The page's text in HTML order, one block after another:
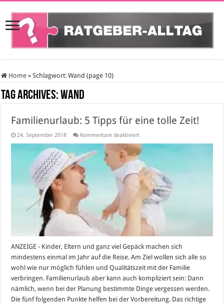
Home » Schlagwort:Wand (page 10)
Tag Archives:Wand
Familienurlaub: 5 Tipps für eine tolle Zeit!
24. September 2018 Kommentare deaktiviertfür
5
Tipps
für
eine
tolle
Zeit!
ANZEIGE - Kinder, Eltern und ganz viel Gepäck machen sich
mindestens einmal im Jahr auf die Reise. Am Ziel wollen sich alle so
wohl wie nur möglich fühlen und Qualitätszeit mit der Familie
verbringen. Familienurlaub aber kann auch kompliziert sein: Dann
nämlich, wenn bei der Planung bestimmte Dinge vergessen werden.
Die fünf folgenden Punkte helfen bei der Vorbereitung. Das richtige